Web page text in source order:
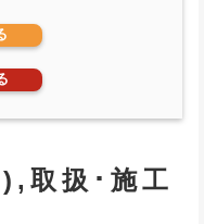
取扱･施工